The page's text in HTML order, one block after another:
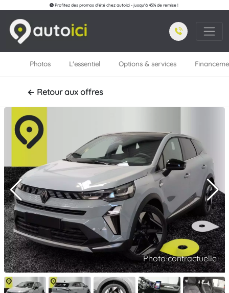
Profitez des promos d'été chez autoici - jusqu'à 45% de remise !
Photos L'essentiel Options & services
← Retour aux offres
Photo contractuelle